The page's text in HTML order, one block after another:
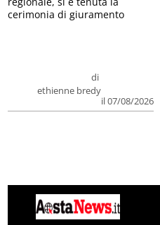
di
ethienne bredy
il 07/08/2026
cerimonia di giuramento